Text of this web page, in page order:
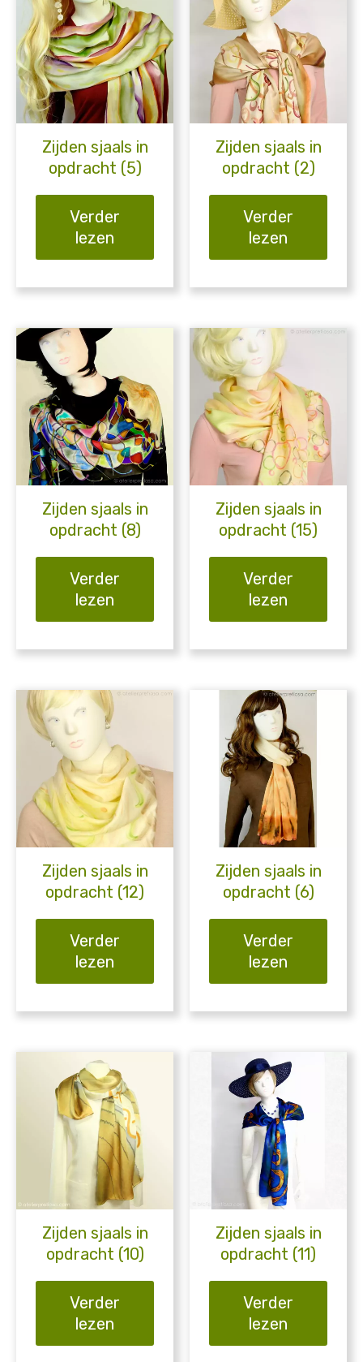
Zijden sjaals in
opdracht (5)
Verder
lezen
Zijden sjaals in
opdracht (2)
Verder
lezen
Zijden sjaals in
opdracht (8)
Verder
lezen
Zijden sjaals in
opdracht (15)
Verder
lezen
Zijden sjaals in
opdracht (12)
Verder
lezen
Zijden sjaals in
opdracht (6)
Verder
lezen
Zijden sjaals in
opdracht (10)
Verder
lezen
Zijden sjaals in
opdracht (11)
Verder
lezen